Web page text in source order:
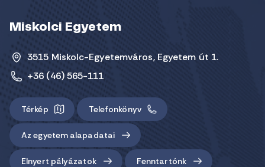
Miskolci Egyetem
3515 Miskolc-Egyetemváros, Egyetem út 1.
+36 (46) 565-111
Térkép Telefonkönyv
Az egyetem alapadatai
Elnyert pályázatok Fenntartónk